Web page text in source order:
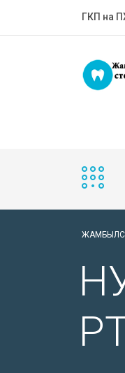
ГКП на